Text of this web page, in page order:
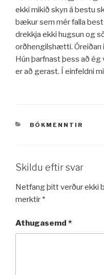
ekki mikið skyn á bestu
bækur sem mér falla
drekkja ekki hugsun og
orðhengilshætti. Óreiðan
Hún þarfnast þess að ég
er að gerast. Í einfeldni
VÖRUFLOKKAR
BÓKMENNTIR
Skildu eftir svar
Netfang þitt verður ekki
merktir *
Athugasemd *